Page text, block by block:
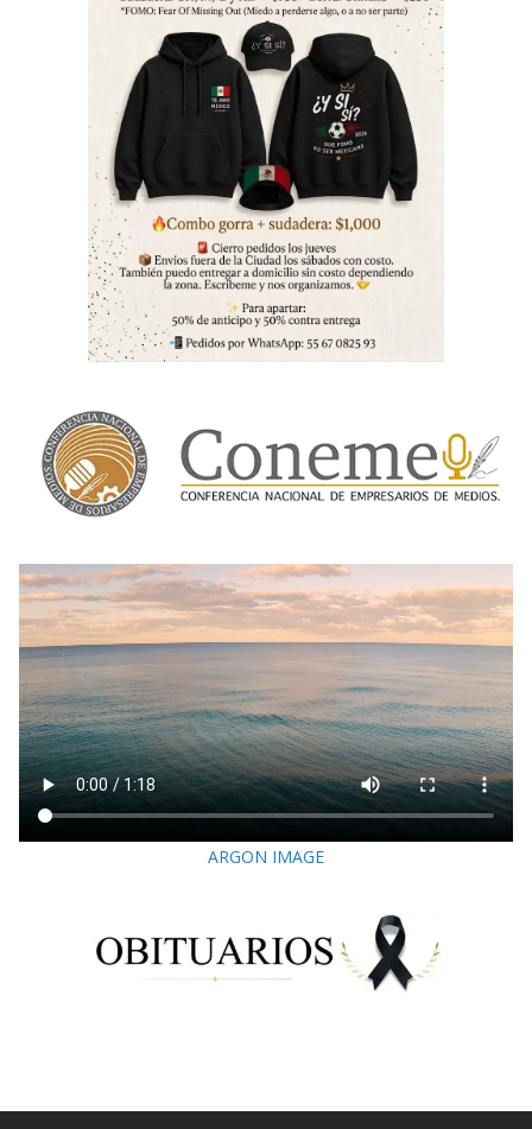
ARGON IMAGE